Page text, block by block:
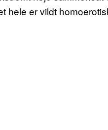
hele er vildt